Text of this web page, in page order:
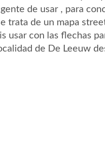
gente de usar , para
trata de un mapa
usar con las flechas
de De Leeuw